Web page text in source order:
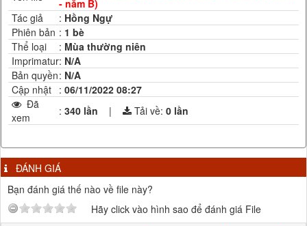
- năm B)
Tác giả
: Hồng Ngự
Phiên bản : 1 bè
Thể loại
: Mùa thường niên
Imprimatur: N/A
Bản quyền: N/A
Cập nhật : 06/11/2022 08:27
Đã
xem
: 340 lần | Tải về: 0 lần
ĐÁNH GIÁ
Bạn đánh giá thế nào về file này?
Hãy click vào hình sao để đánh giá File